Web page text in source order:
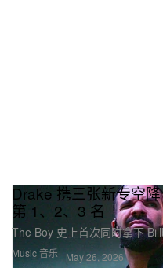
Music 音乐
Drake 携三张新专空
第 1、2、3 名
The Boy 史上首次同时拿下
May 26, 2026